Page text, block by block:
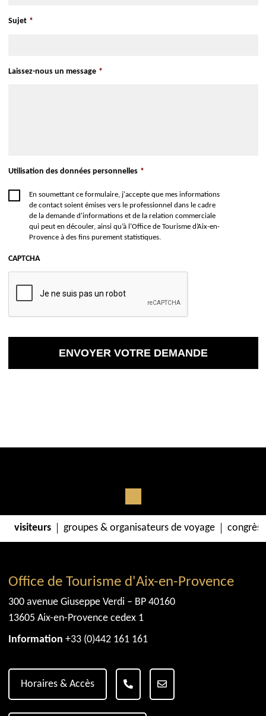
Sujet *
Laissez-nous un message *
Utilisation des données personnelles *
En soumettant ce formulaire, j'accepte que mes informations
de contact soient émises vers le professionnel dans le cadre
de la demande d'informations et de la relation commerciale
qui peut en découler, ainsi qu’à l’Office de Tourisme d’Aix-en-
Provence à des fins purement statistiques.
CAPTCHA
visiteurs groupes & organisateurs de voyage congrès
Office de Tourisme d'Aix-en-Provence
300 avenue Giuseppe Verdi – BP 40160
13605 Aix-en-Provence cedex 1
Information +33 (0)442 161 161
Horaires & Accès